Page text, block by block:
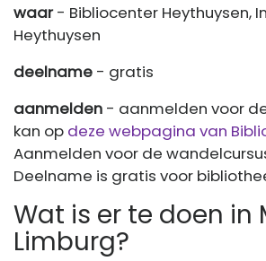
waar- Bibliocenter Heythuysen,
Heythuysen
deelname - gratis
aanmelden - aanmelden voor
kan op deze webpagina van
Aanmelden voor de
Deelname is gratis voor
Wat is er te doen in
Limburg?